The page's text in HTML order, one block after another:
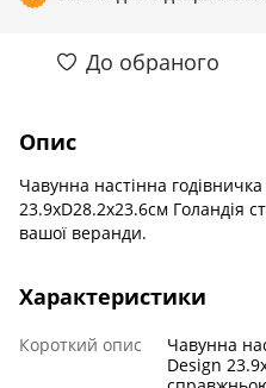
До обраного
Опис
Чавунна настінна
23.9xD28.2x23.6см Голандія
вашої веранди.
Характеристики
Короткий опис
Чавунна
Design